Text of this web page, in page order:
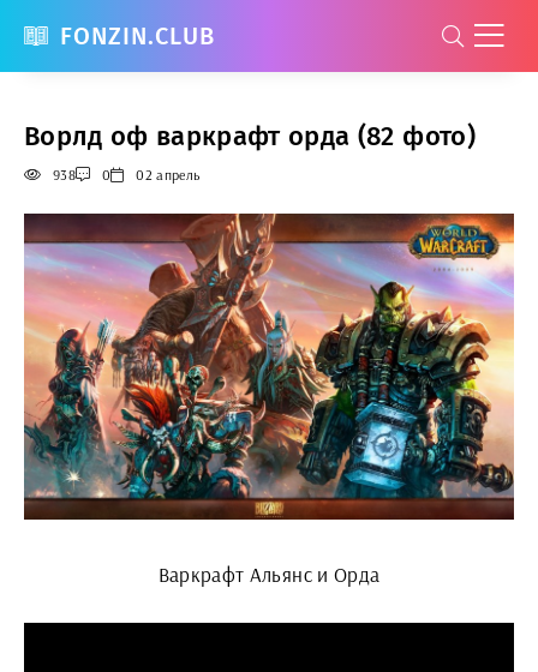
FONZIN.CLUB
Ворлд оф варкрафт орда (82 фото)
938 0 02 апрель
Варкрафт Альянс и Орда